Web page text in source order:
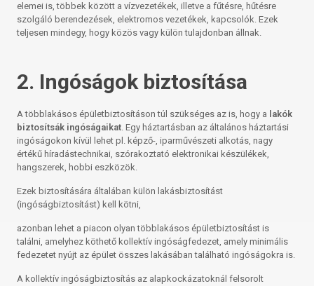
elemei is, többek között a vízvezetékek, illetve a fűtésre, hűtésre
szolgáló berendezések, elektromos vezetékek, kapcsolók. Ezek
teljesen mindegy, hogy közös vagy külön tulajdonban állnak.
2. Ingóságok biztosítása
A többlakásos épületbiztosításon túl szükséges az is, hogy a lakók
biztosítsák ingóságaikat. Egy háztartásban az általános háztartási
ingóságokon kívül lehet pl. képző-, iparművészeti alkotás, nagy
értékű híradástechnikai, szórakoztató elektronikai készülékek,
hangszerek, hobbi eszközök.
Ezek biztosítására általában külön lakásbiztosítást
(ingóságbiztosítást) kell kötni,
azonban lehet a piacon olyan többlakásos épületbiztosítást is
találni, amelyhez köthető kollektív ingóságfedezet, amely minimális
fedezetet nyújt az épület összes lakásában található ingóságokra is.
A kollektív ingóságbiztosítás az alapkockázatoknál felsorolt